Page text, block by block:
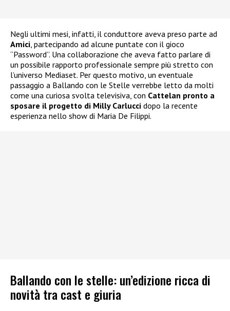
Negli ultimi mesi, infatti, il conduttore aveva preso parte ad
Amici , partecipando ad alcune puntate con il gioco
“Password”. Una collaborazione che aveva fatto parlare di
un possibile rapporto professionale sempre più stretto con
l’universo Mediaset. Per questo motivo, un eventuale
passaggio a Ballando con le Stelle verrebbe letto da molti
come una curiosa svolta televisiva, con Cattelan pronto a
sposare il progetto di Milly Carlucci dopo la recente
esperienza nello show di Maria De Filippi.
Ballando con le stelle: un’edizione ricca di
novità tra cast e giuria